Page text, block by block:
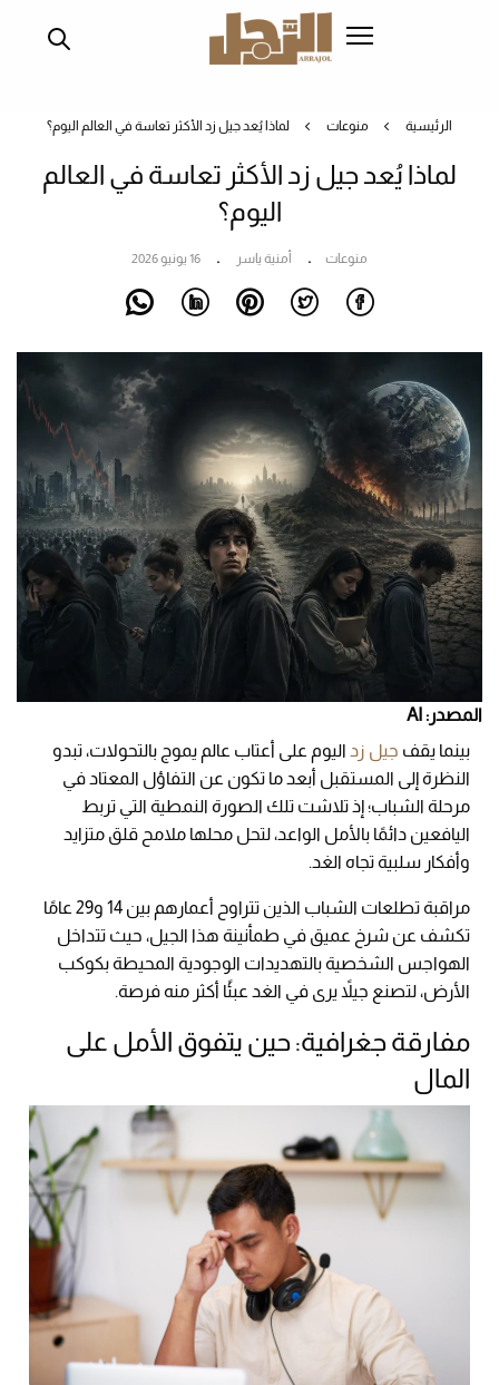
الرئيسية منوعات لماذا يُعد جيل زد الأكثر تعاسة في العالم اليوم؟
لماذا يُعد جيل زد الأكثر تعاسة في العالم
اليوم؟
منوعات أمنية ياسر 16 يونيو 2026
المصدر: AI
بينما يقف جيل زد اليوم على أعتاب عالم يموج بالتحولات، تبدو
النظرة إلى المستقبل أبعد ما تكون عن التفاؤل المعتاد في
مرحلة الشباب؛ إذ تلاشت تلك الصورة النمطية التي تربط
اليافعين دائمًا بالأمل الواعد، لتحل محلها ملامح قلق متزايد
وأفكار سلبية تجاه الغد.
مراقبة تطلعات الشباب الذين تتراوح أعمارهم بين 14 و29 عامًا
تكشف عن شرخ عميق في طمأنينة هذا الجيل، حيث تتداخل
الهواجس الشخصية بالتهديدات الوجودية المحيطة بكوكب
الأرض، لتصنع جيلاً يرى في الغد عبئًا أكثر منه فرصة.
مفارقة جغرافية: حين يتفوق الأمل على
المال